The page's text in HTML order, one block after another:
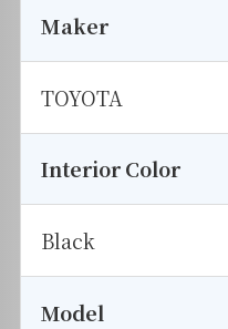
Maker
TOYOTA
Interior Color
Black
Model